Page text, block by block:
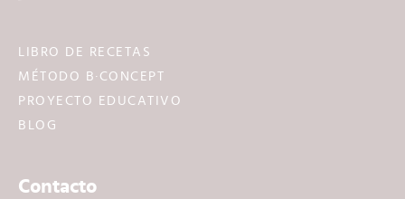
LIBRO DE RECETAS
MÉTODO B·CONCEPT
PROYECTO EDUCATIVO
BLOG
Contacto